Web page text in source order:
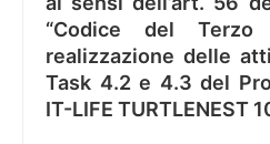
“Codice del
realizzazione delle
Task 4.2 e 4.3 del
IT-LIFE TURTLENEST